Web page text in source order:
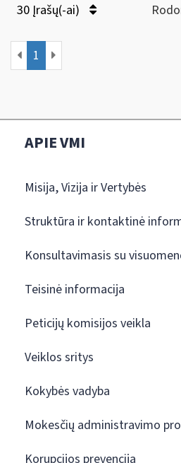
30 Įrašų(-ai)
1
APIE VMI
Misija, Vizija ir Vertybės
Struktūra ir kontaktinė
Konsultavimasis su
Teisinė informacija
Peticijų komisijos veikla
Veiklos sritys
Kokybės vadyba
Mokesčių administravimo
Korupcijos prevencija